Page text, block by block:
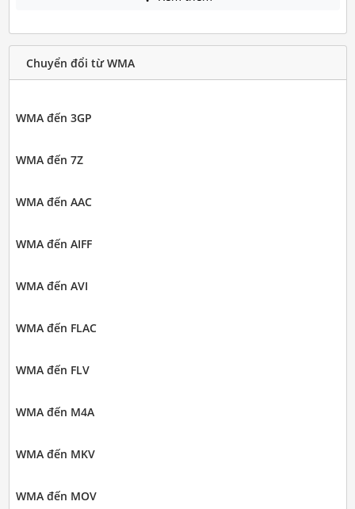
Chuyển đổi từ WMA
WMA đến 3GP
WMA đến 7Z
WMA đến AAC
WMA đến AIFF
WMA đến AVI
WMA đến FLAC
WMA đến FLV
WMA đến M4A
WMA đến MKV
WMA đến MOV